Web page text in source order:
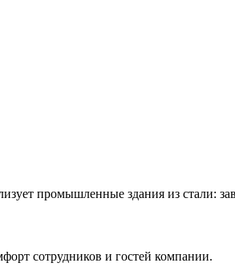
промышленные здания из стали:
сотрудников и гостей компании.